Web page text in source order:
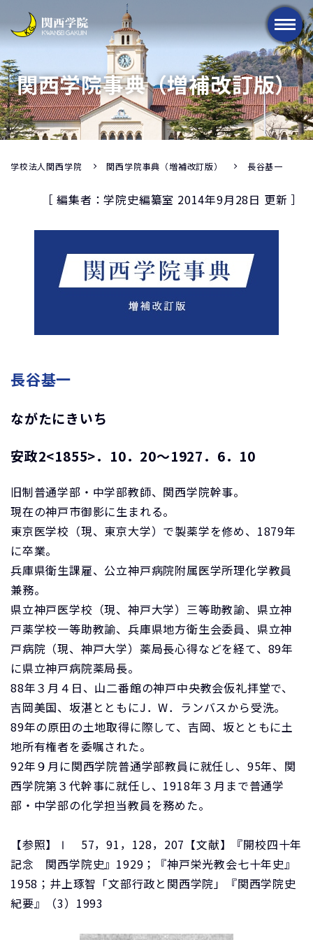
メニュー
関西学院事典（増補改訂版）
学校法人関西学院 関西学院事典（増補改訂版） 長谷基一
［ 編集者：学院史編纂室 2014年9月28日 更新 ］
長谷基一
ながたにきいち
安政2<1855>．10．20～1927．6．10
旧制普通学部・中学部教師、関西学院幹事。
現在の神戸市御影に生まれる。
東京医学校（現、東京大学）で製薬学を修め、1879年
に卒業。
兵庫県衛生課雇、公立神戸病院附属医学所理化学教員
兼務。
県立神戸医学校（現、神戸大学）三等助教諭、県立神
戸薬学校一等助教諭、兵庫県地方衛生会委員、県立神
戸病院（現、神戸大学）薬局長心得などを経て、89年
に県立神戸病院薬局長。
88年３月４日、山二番館の神戸中央教会仮礼拝堂で、
吉岡美国、坂湛とともにJ．W．ランバスから受洗。
89年の原田の土地取得に際して、吉岡、坂とともに土
地所有権者を委嘱された。
92年９月に関西学院普通学部教員に就任し、95年、関
西学院第３代幹事に就任し、1918年３月まで普通学
部・中学部の化学担当教員を務めた。
【参照】Ⅰ 57，91，128，207【文献】『開校四十年
記念 関西学院史』1929；『神戸栄光教会七十年史』
1958；井上琢智「文部行政と関西学院」『関西学院史
紀要』（3）1993